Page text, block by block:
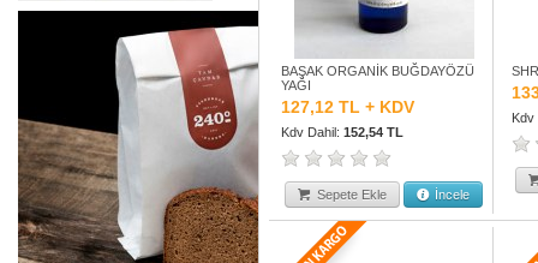
BAŞAK ORGANİK BUĞDAYÖZÜ
YAĞI
127,12 TL + KDV
Kdv Dahil: 152,54 TL
Sepete Ekle İncele